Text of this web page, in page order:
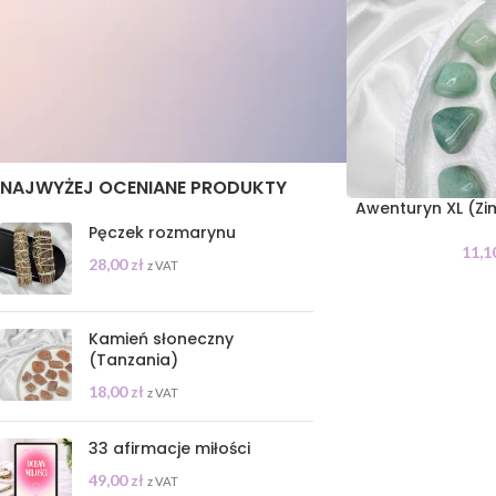
NAJWYŻEJ OCENIANE PRODUKTY
Pęczek rozmarynu
28,00zł z VAT
Kamień słoneczny
(Tanzania)
18,00zł z VAT
33 afirmacje miłości
49,00zł z VAT
Awenturyn XL